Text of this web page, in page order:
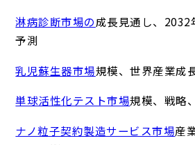
淋病診断市場の成長見通し、2032
予測
乳児蘇生器市場規模、世界産業成
単球活性化テスト市場規模、戦略
ナノ粒子契約製造サービス市場産